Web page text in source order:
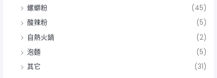
螺螄粉
(45)
酸辣粉
(5)
自熱火鍋
(2)
泡麵
(5)
其它
(31)